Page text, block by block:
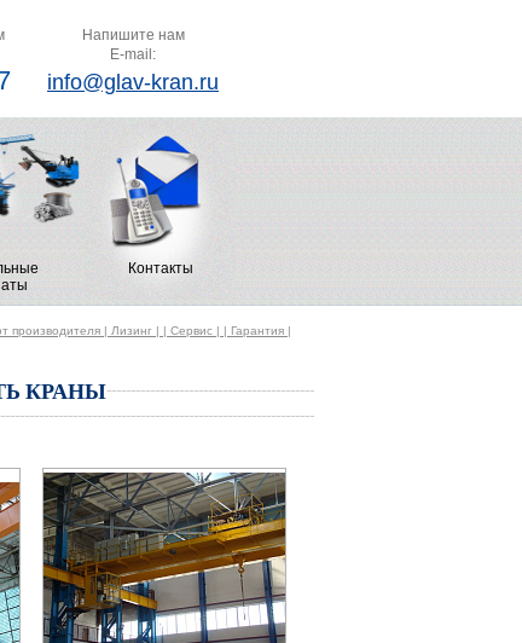
Напишите нам
E-mail:
info@glav-kran.ru
Контакты
производителя | Лизинг | | Сервис | | Гарантия |
КРАНЫ